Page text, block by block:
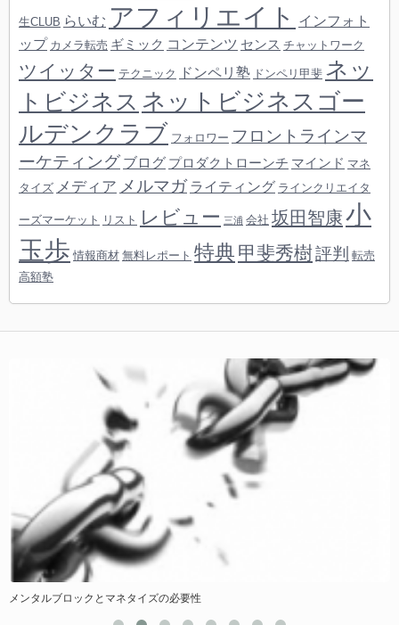
生CLUB らいむ アフィリエイト
インフォト
ップ カメラ転売 ギミック コンテンツ センス チャットワーク
ツイッター テクニック ドンペリ塾 ドンペリ甲斐 ネッ
トビジネス ネットビジネスゴー
ルデンクラブ フォロワー フロントラインマ
ーケティング ブログ プロダクトローンチ マインド マネ
タイズ メディア メルマガ ライティング ラインクリエイタ
ーズマーケット リスト レビュー 三浦 会社 坂田智康小
玉歩 情報商材 無料レポート 特典 甲斐秀樹評判 転売
高額塾
メンタルブロックとマネタイズの必要性